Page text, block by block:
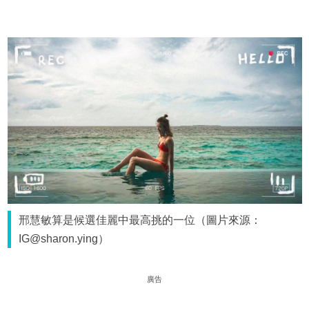
邢慧敏算是候選佳麗中最高挑的一位（圖片來源：
IG@sharon.ying）
廣告